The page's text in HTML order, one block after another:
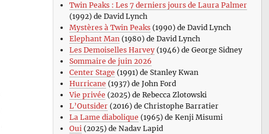
Twin Peaks : Les 7 derniers jours de Laura Palmer
(1992) de David Lynch
Mystères à Twin Peaks(1990) de David Lynch
Elephant Man(1980) de David Lynch
Les Demoiselles Harvey(1946) de George Sidney
Sommaire de juin 2026
Center Stage (1991) de Stanley Kwan
Hurricane (1937) de John Ford
Vie privée (2025) de Rebecca Zlotowski
L’Outsider(2016) de Christophe Barratier
La Lame diabolique (1965) de Kenji Misumi
Oui(2025) de Nadav Lapid